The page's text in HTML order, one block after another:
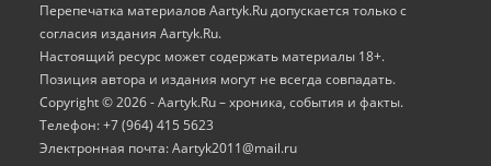
Перепечатка материалов Aartyk.Ru допускается только с
согласия издания Aartyk.Ru.
Настоящий ресурс может содержать материалы 18+.
Позиция автора и издания могут не всегда совпадать.
Copyright © 2026 - Aartyk.Ru – хроника, события и факты.
Телефон: +7 (964) 415 5623
Электронная почта: Aartyk2011@mail.ru